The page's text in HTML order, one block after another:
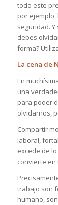
todo este
por
seguridad.
debes
forma?
La cena de
En
una
para poder
olvidarnos,
Compartir
laboral,
excede de
convierte en
trabajo son
humano,